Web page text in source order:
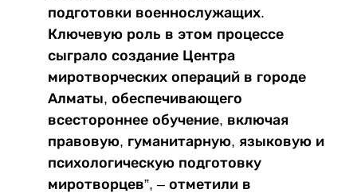
подготовки военнослужащих.
Ключевую роль в этом процессе
сыграло создание Центра
миротворческих операций в городе
Алматы, обеспечивающего
всестороннее обучение, включая
правовую, гуманитарную, языковую и
психологическую подготовку
миротворцев”, – отметили в